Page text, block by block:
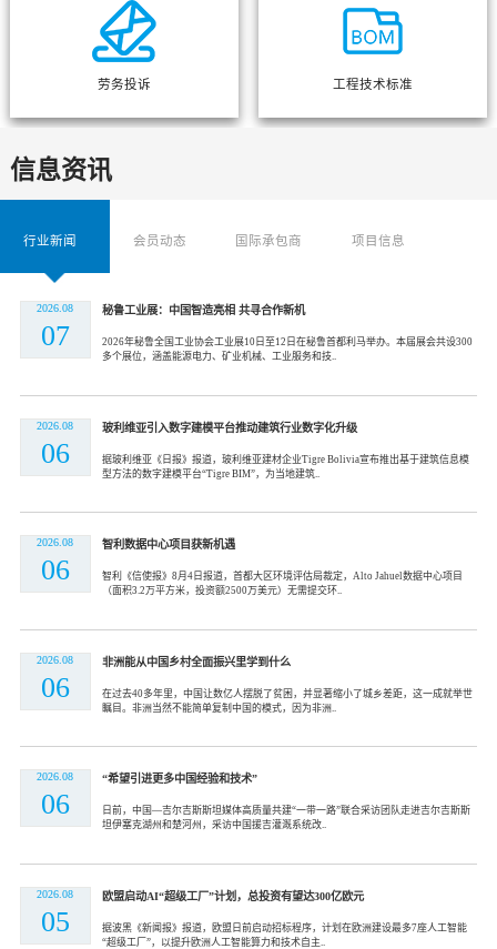
劳务投诉 工程技术标准
信息资讯
行业新闻 会员动态 国际承包商 项目信息
2026.08
07
秘鲁工业展：中国智造亮相 共寻合作新机
2026年秘鲁全国工业协会工业展10日至12日在秘鲁首都利马举办。本届展会共设300
多个展位，涵盖能源电力、矿业机械、工业服务和技..
2026.08
06
玻利维亚引入数字建模平台推动建筑行业数字化升级
据玻利维亚《日报》报道，玻利维亚建材企业Tigre Bolivia宣布推出基于建筑信息模
型方法的数字建模平台“Tigre BIM”，为当地建筑..
2026.08
06
智利数据中心项目获新机遇
智利《信使报》8月4日报道，首都大区环境评估局裁定，Alto Jahuel数据中心项目
（面积3.2万平方米，投资额2500万美元）无需提交环..
2026.08
06
非洲能从中国乡村全面振兴里学到什么
在过去40多年里，中国让数亿人摆脱了贫困，并显著缩小了城乡差距，这一成就举世
瞩目。非洲当然不能简单复制中国的模式，因为非洲..
2026.08
06
“希望引进更多中国经验和技术”
日前，中国—吉尔吉斯斯坦媒体高质量共建“一带一路”联合采访团队走进吉尔吉斯斯
坦伊塞克湖州和楚河州，采访中国援吉灌溉系统改..
2026.08
05
欧盟启动AI“超级工厂”计划，总投资有望达300亿欧元
据波黑《新闻报》报道，欧盟日前启动招标程序，计划在欧洲建设最多7座人工智能
“超级工厂”，以提升欧洲人工智能算力和技术自主..